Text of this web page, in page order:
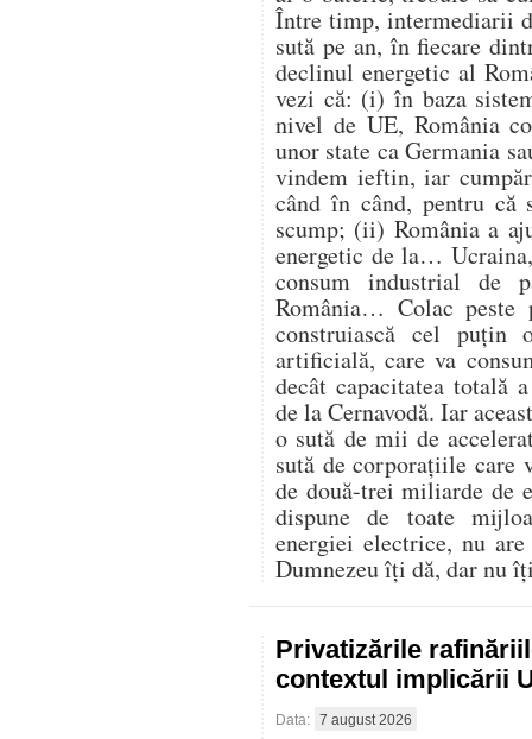
Între timp, intermediarii
sută pe an, în fiecare
declinul energetic al
vezi că: (i) în baza
nivel de UE, România
unor state ca Germania
vindem ieftin, iar
când în când, pentru că
scump; (ii) România a
energetic de la…
consum industrial de
România… Colac peste
construiască cel
artificială, care va
decât capacitatea totală
de la Cernavodă. Iar
o sută de mii de
sută de corporațiile
de două-trei miliarde de
dispune de toate
energiei electrice, nu
Dumnezeu îți dă, dar nu
Privatizările
contextul implicării
Data: 7 august 2026